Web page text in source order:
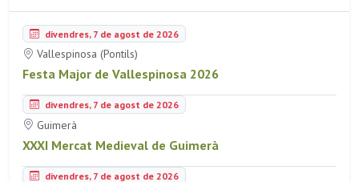
divendres, 7 de agost de 2026
Vallespinosa (Pontils)
Festa Major de Vallespinosa 2026
divendres, 7 de agost de 2026
Guimerà
XXXI Mercat Medieval de Guimerà
divendres, 7 de agost de 2026